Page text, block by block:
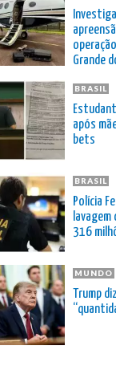
Grande
BRASIL
após
bets
BRASIL
Polícia
316
MUNDO
Trump